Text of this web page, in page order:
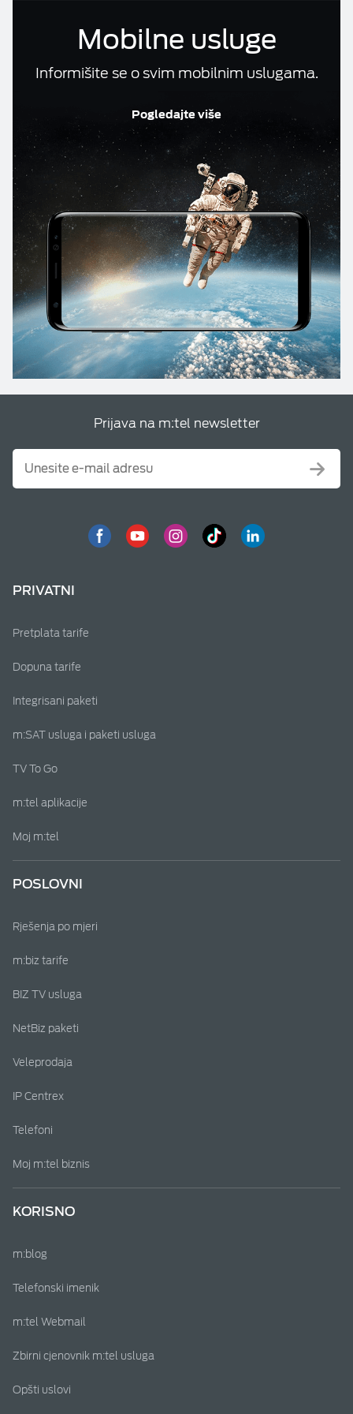
ESIM TRAVEL & TURIST
M:TEL APLIKACIJE
KONTAKT
Mobilne usluge
Informišite se o svim mobilnim uslugama.
Pogledajte više
Prijava na m:tel newsletter
PRIVATNI
Pretplata tarife
Dopuna tarife
Integrisani paketi
m:SAT usluga i paketi usluga
TV To Go
m:tel aplikacije
Moj m:tel
POSLOVNI
Rješenja po mjeri
m:biz tarife
BIZ TV usluga
NetBiz paketi
Veleprodaja
IP Centrex
Telefoni
Moj m:tel biznis
KORISNO
m:blog
Telefonski imenik
m:tel Webmail
Zbirni cjenovnik m:tel usluga
Opšti uslovi